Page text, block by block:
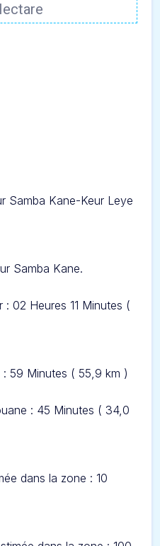
Samba Kane-Keur Leye
Samba Kane.
02 Heures 11 Minutes (
: 59 Minutes ( 55,9 km )
: 45 Minutes ( 34,0
dans la zone : 10